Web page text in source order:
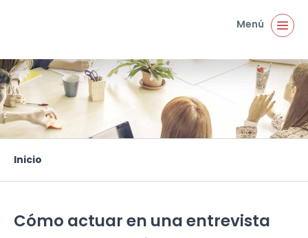
Menú
Usted está aquí
Inicio
Cómo actuar en una entrevista